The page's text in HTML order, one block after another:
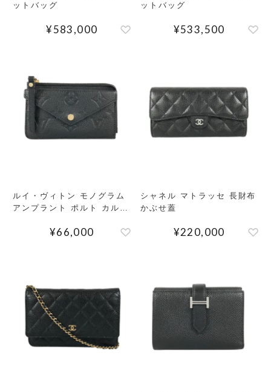
性別
カラー
検索する リセット
ットバッグ
¥583,000
ットバッグ
¥533,500
ルイ・ヴィトン モノグラム
アンプラント ポルト カルト
¥66,000
シャネル マトラッセ 長財布
かぶせ蓋
¥220,000